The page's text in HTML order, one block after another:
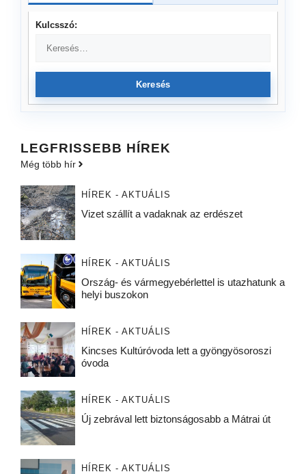
Kulcsszó:
Keresés
LEGFRISSEBB HÍREK
Még több hír
HÍREK - AKTUÁLIS
Vizet szállít a vadaknak az erdészet
HÍREK - AKTUÁLIS
Ország- és vármegyebérlettel is utazhatunk a
helyi buszokon
HÍREK - AKTUÁLIS
Kincses Kultúróvoda lett a gyöngyösoroszi
óvoda
HÍREK - AKTUÁLIS
Új zebrával lett biztonságosabb a Mátrai út
HÍREK - AKTUÁLIS